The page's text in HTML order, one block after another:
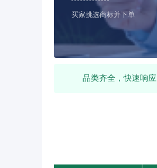
买家挑选商标并下单
品类齐全，快速响应